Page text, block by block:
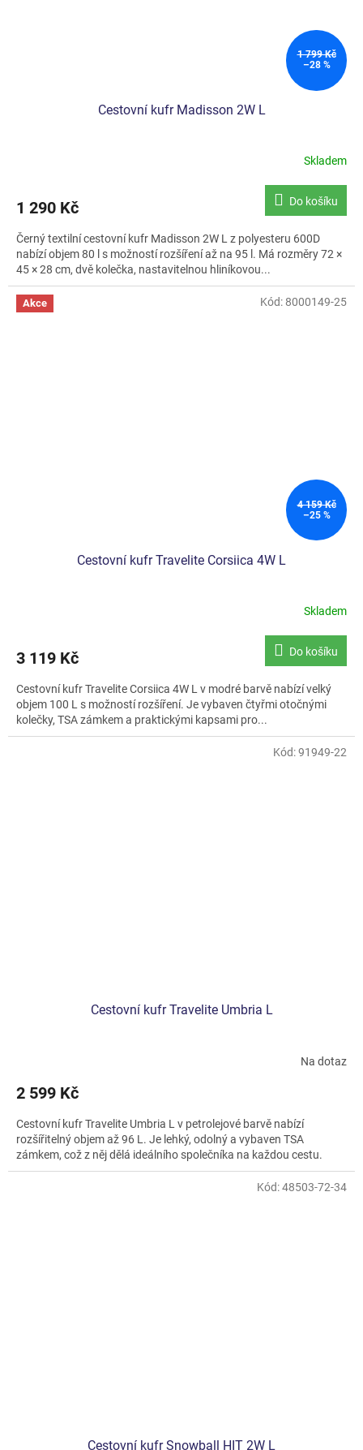
1 799 Kč
–28 %
Cestovní kufr Madisson 2W L
Skladem
1 290 Kč Do košíku
Černý textilní cestovní kufr Madisson 2W L z polyesteru 600D
nabízí objem 80 l s možností rozšíření až na 95 l. Má rozměry 72 ×
45 × 28 cm, dvě kolečka, nastavitelnou hliníkovou...
Akce
4 159 Kč
–25 %
Cestovní kufr Travelite Corsiica 4W L
Skladem
3 119 Kč Do košíku
Cestovní kufr Travelite Corsiica 4W L v modré barvě nabízí velký
objem 100 L s možností rozšíření. Je vybaven čtyřmi otočnými
kolečky, TSA zámkem a praktickými kapsami pro...
Kód: 8000149-25
Cestovní kufr Travelite Umbria L
Na dotaz
2 599 Kč
Cestovní kufr Travelite Umbria L v petrolejové barvě nabízí
rozšířitelný objem až 96 L. Je lehký, odolný a vybaven TSA
zámkem, což z něj dělá ideálního společníka na každou cestu.
Kód:91949-22
Cestovní kufr Snowball HIT 2W L
Kód:48503-72-34